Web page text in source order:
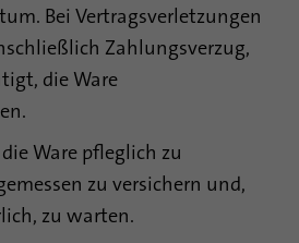
Bei Vertragsverletzungen
Zahlungsverzug,
die Ware
Ware pfleglich zu
zu versichern und,
zu warten.